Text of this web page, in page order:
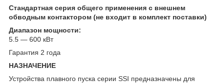
Стандартная серия общего применения с внешнем
обводным контактором (не входит в комплект поставки)
Диапазон мощности:
5.5 — 600 кВт
Гарантия 2 года
НАЗНАЧЕНИЕ
Устройства плавного пуска серии SSI предназначены для